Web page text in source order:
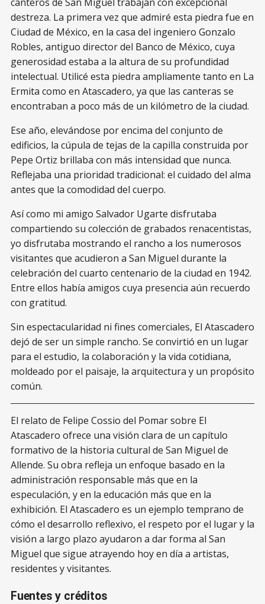
destreza. La primera vez que admiré esta piedra fue en
Ciudad de México, en la casa del ingeniero Gonzalo
Robles, antiguo director del Banco de México, cuya
generosidad estaba a la altura de su profundidad
intelectual. Utilicé esta piedra ampliamente tanto en La
Ermita como en Atascadero, ya que las canteras se
encontraban a poco más de un kilómetro de la ciudad.
Ese año, elevándose por encima del conjunto de
edificios, la cúpula de tejas de la capilla construida por
Pepe Ortiz brillaba con más intensidad que nunca.
Reflejaba una prioridad tradicional: el cuidado del alma
antes que la comodidad del cuerpo.
Así como mi amigo Salvador Ugarte disfrutaba
compartiendo su colección de grabados renacentistas,
yo disfrutaba mostrando el rancho a los numerosos
visitantes que acudieron a San Miguel durante la
celebración del cuarto centenario de la ciudad en 1942.
Entre ellos había amigos cuya presencia aún recuerdo
con gratitud.
Sin espectacularidad ni fines comerciales, El Atascadero
dejó de ser un simple rancho. Se convirtió en un lugar
para el estudio, la colaboración y la vida cotidiana,
moldeado por el paisaje, la arquitectura y un propósito
común.
El relato de Felipe Cossio del Pomar sobre El
Atascadero ofrece una visión clara de un capítulo
formativo de la historia cultural de San Miguel de
Allende. Su obra refleja un enfoque basado en la
administración responsable más que en la
especulación, y en la educación más que en la
exhibición. El Atascadero es un ejemplo temprano de
cómo el desarrollo reflexivo, el respeto por el lugar y la
visión a largo plazo ayudaron a dar forma al San
Miguel que sigue atrayendo hoy en día a artistas,
residentes y visitantes.
Fuentes y créditos